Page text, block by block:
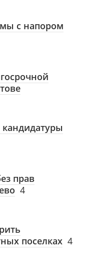
с напором
прав
4
поселках 4